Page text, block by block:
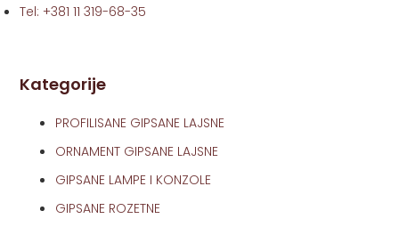
Kategorije
PROFILISANE GIPSANE LAJSNE
ORNAMENT GIPSANE LAJSNE
GIPSANE LAMPE I KONZOLE
GIPSANE ROZETNE
Tel: +381 11 319-68-35